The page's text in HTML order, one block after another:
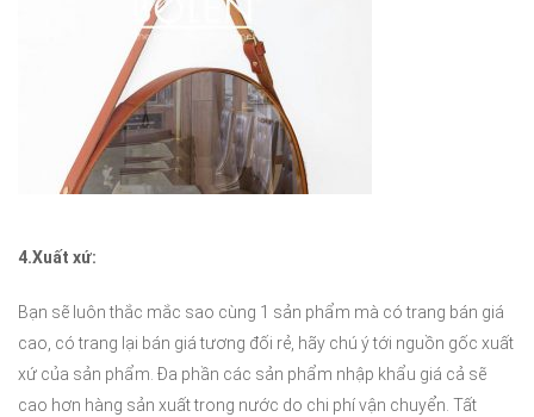
4.Xuất xứ:
Bạn sẽ luôn thắc mắc sao cùng 1 sản phẩm mà có trang bán giá
cao, có trang lại bán giá tương đối rẻ, hãy chú ý tới nguồn gốc xuất
xứ của sản phẩm. Đa phần các sản phẩm nhập khẩu giá cả sẽ
cao hơn hàng sản xuất trong nước do chi phí vận chuyển. Tất